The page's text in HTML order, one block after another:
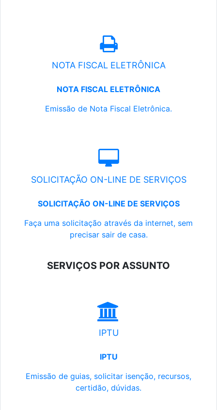
NOTA FISCAL ELETRÔNICA
NOTA FISCAL ELETRÔNICA
Emissão de Nota Fiscal Eletrônica.
SOLICITAÇÃO ON-LINE DE SERVIÇOS
SOLICITAÇÃO ON-LINE DE SERVIÇOS
Faça uma solicitação através da internet, sem
precisar sair de casa.
SERVIÇOS POR ASSUNTO
IPTU
IPTU
Emissão de guias, solicitar isenção, recursos,
certidão, dúvidas.